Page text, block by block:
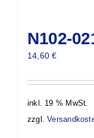
N102-
14,60€
inkl. 19 % MwSt.
zzgl.